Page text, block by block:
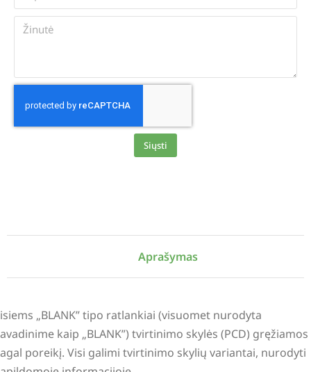
Siųsti
Aprašymas
„BLANK” tipo ratlankiai (visuomet nurodyta
kaip „BLANK”) tvirtinimo skylės (PCD) gręžiamos
poreikį. Visi galimi tvirtinimo skylių variantai, nurodyti